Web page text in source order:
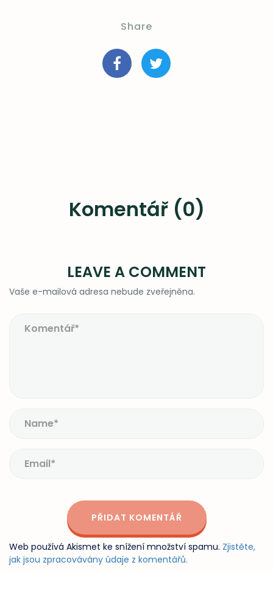
Share
Komentář (0)
LEAVE A COMMENT
Vaše e-mailová adresa nebude zveřejněna.
Web používá Akismet ke snížení množství spamu. Zjistěte,
jak jsou zpracovávány údaje z komentářů.